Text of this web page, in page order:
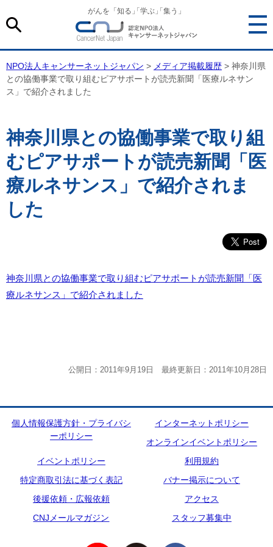
がんを「知る 「学ぶ 「集う」
NPO法人キャンサーネットジャパン > メディア掲載履歴 > 神奈川県
との協働事業で取り組むピアサポートが読売新聞「医療ルネサン
ス」で紹介されました
神奈川県との協働事業で取り組
むピアサポートが読売新聞「医
療ルネサンス」で紹介されま
した
神奈川県との協働事業で取り組むピアサポートが読売新聞「医
療ルネサンス」で紹介されました
公開日：2011年9月19日 最終更新日：2011年10月28日
個人情報保護方針・プライバシ
ーポリシー
インターネットポリシー
オンラインイベントポリシー
イベントポリシー
利用規約
特定商取引法に基づく表記
バナー掲示について
後援依頼・広報依頼
アクセス
CNJメールマガジン
スタッフ募集中